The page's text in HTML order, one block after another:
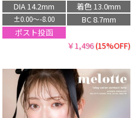
DIA 14.2mm
着色 13.0mm
±0.00〜-8.00
BC 8.7mm
ポスト投函
￥1,496(15%OFF)